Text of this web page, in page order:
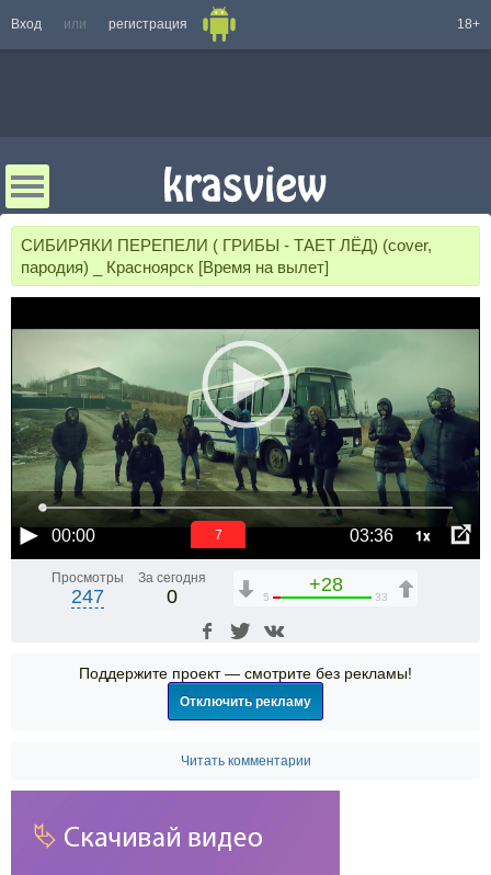
Вход или регистрация 18+
СИБИРЯКИ ПЕРЕПЕЛИ ( ГРИБЫ - ТАЕТ ЛЁД) (cover,
пародия) _ Красноярск [Время на вылет]
00:00 03:36 1x
6
Просмотры
247
За сегодня
0
+28
5 33
Поддержите проект — смотрите без рекламы!
Отключить рекламу
Читать комментарии